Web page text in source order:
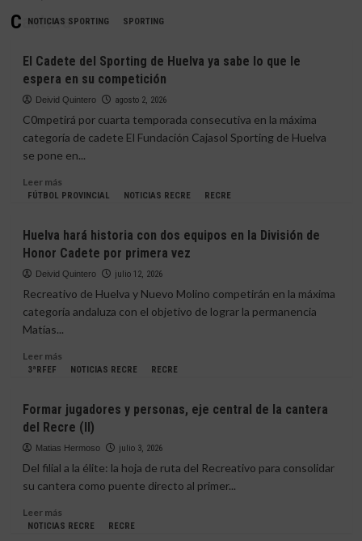
Cantera
NOTICIAS SPORTING SPORTING
El Cadete del Sporting de Huelva ya sabe lo que le
espera en su competición
Deivid Quintero agosto 2, 2026
C0mpetirá por cuarta temporada consecutiva en la máxima
categoría de cadete El Fundación Cajasol Sporting de Huelva
se pone en...
Leer másLeer
más
Cadete
del
Sporting
de
ya
sabe
que
en
su
competición
FÚTBOL PROVINCIAL NOTICIAS RECRE RECRE
Huelva hará historia con dos equipos en la División de
Honor Cadete por primera vez
Deivid Quintero julio 12, 2026
Recreativo de Huelva y Nuevo Molino competirán en la máxima
categoría andaluza con el objetivo de lograr la permanencia
Matías...
Leer másLeer
más
hará
historia
con
dos
en
División
3ªRFEF NOTICIAS RECRE RECRE
Formar jugadores y personas, eje central de la cantera
del Recre (II)
Matias Hermoso julio 3, 2026
Del filial a la élite: la hoja de ruta del Recreativo para consolidar
su cantera como puente directo al primer...
Leer másLeer
más
NOTICIAS RECRE RECRE